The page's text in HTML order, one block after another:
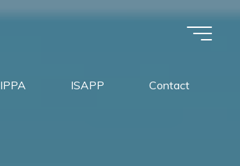
IPPA ISAPP Contact